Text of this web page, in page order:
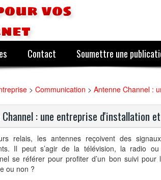
vos
Contact Soumettre une
> Communication > Antenne Channel :
Channel : une entreprise d'installation
relais, les antennes reçoivent des
Il peut s’agir de la télévision, la radio
se référer pour profiter d’un bon suivi pour
ou non ?